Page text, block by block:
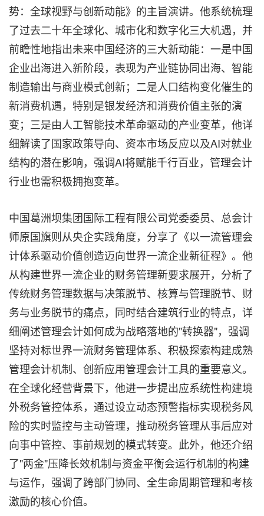
势：全球视野与创新动能》的主旨演讲。他系统梳理
了过去二十年全球化、城市化和数字化三大机遇，并
前瞻性地指出未来中国经济的三大新动能：一是中国
企业出海进入新阶段，表现为产业链协同出海、智能
制造输出与商业模式创新；二是人口结构变化催生的
新消费机遇，特别是银发经济和消费价值主张的演
变；三是由人工智能技术革命驱动的产业变革，他详
细解读了国家政策导向、资本市场反应以及AI对就业
结构的潜在影响，强调AI将赋能千行百业，管理会计
行业也需积极拥抱变革。
中国葛洲坝集团国际工程有限公司党委委员、总会计
师原国旗则从央企实践角度，分享了《以一流管理会
计体系驱动价值创造迈向世界一流企业新征程》。他
从构建世界一流企业的财务管理新要求展开，分析了
传统财务管理数据与决策脱节、核算与管理脱节、财
务与业务脱节的痛点，同时结合建筑行业的特点，详
细阐述管理会计如何成为战略落地的"转换器"，强调
坚持对标世界一流财务管理体系、积极探索构建成熟
管理会计机制、创新应用管理会计工具的重要意义。
在全球化经营背景下，他进一步提出应系统性构建境
外税务管控体系，通过设立动态预警指标实现税务风
险的实时监控与主动管理，推动税务管理从事后应对
向事中管控、事前规划的模式转变。此外，他还介绍
了"两金"压降长效机制与资金平衡会运行机制的构建
与运作，强调了跨部门协同、全生命周期管理和考核
激励的核心价值。